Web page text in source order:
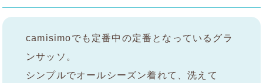
camisimoでも定番中の定番となっているグラ
ンサッソ。
シンプルでオールシーズン着れて、洗えて